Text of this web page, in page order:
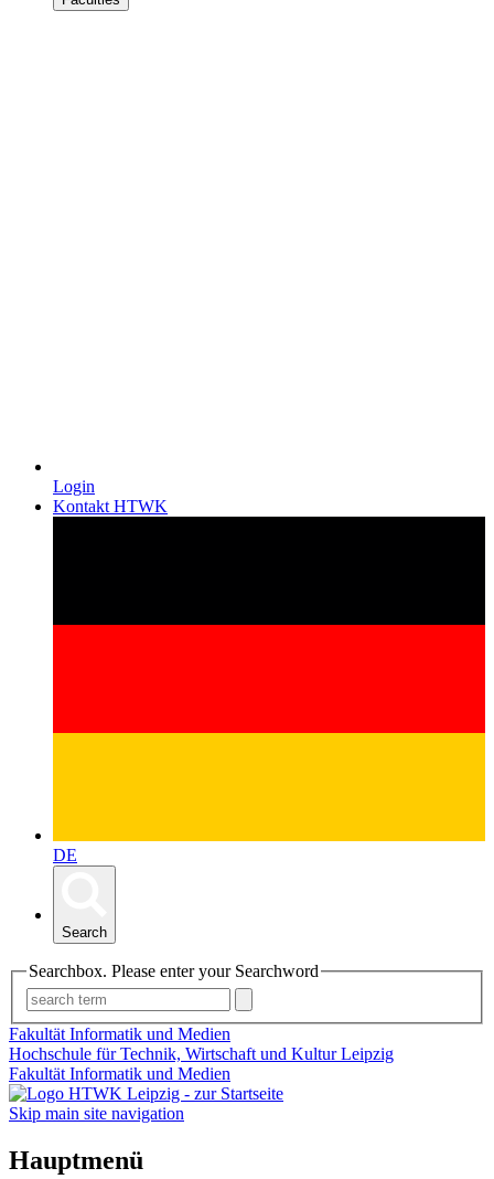
Login
Kontakt HTWK
DE
Search
Searchbox. Please enter your Searchword
Fakultät Informatik und Medien
Hochschule für Technik, Wirtschaft und Kultur Leipzig
Fakultät Informatik und Medien
Skip main site navigation
Hauptmenü